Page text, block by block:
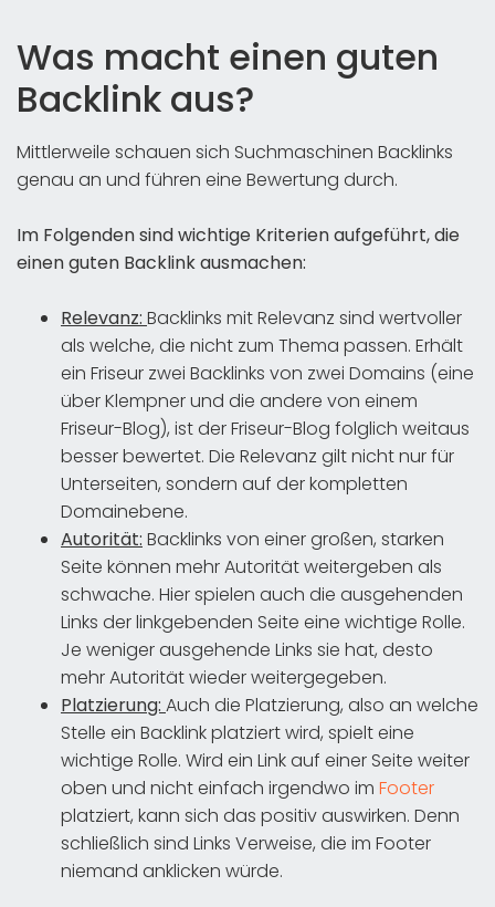
Was macht einen guten
Backlink aus?
Mittlerweile schauen sich Suchmaschinen Backlinks
genau an und führen eine Bewertung durch.
Im Folgenden sind wichtige Kriterien aufgeführt, die
einen guten Backlink ausmachen:
Relevanz: Backlinks mit Relevanz sind wertvoller
als welche, die nicht zum Thema passen. Erhält
ein Friseur zwei Backlinks von zwei Domains (eine
über Klempner und die andere von einem
Friseur-Blog), ist der Friseur-Blog folglich weitaus
besser bewertet. Die Relevanz gilt nicht nur für
Unterseiten, sondern auf der kompletten
Domainebene.
Autorität: Backlinks von einer großen, starken
Seite können mehr Autorität weitergeben als
schwache. Hier spielen auch die ausgehenden
Links der linkgebenden Seite eine wichtige Rolle.
Je weniger ausgehende Links sie hat, desto
mehr Autorität wieder weitergegeben.
Platzierung: Auch die Platzierung, also an welche
Stelle ein Backlink platziert wird, spielt eine
wichtige Rolle. Wird ein Link auf einer Seite weiter
oben und nicht einfach irgendwo im Footer
platziert, kann sich das positiv auswirken. Denn
schließlich sind Links Verweise, die im Footer
niemand anklicken würde.